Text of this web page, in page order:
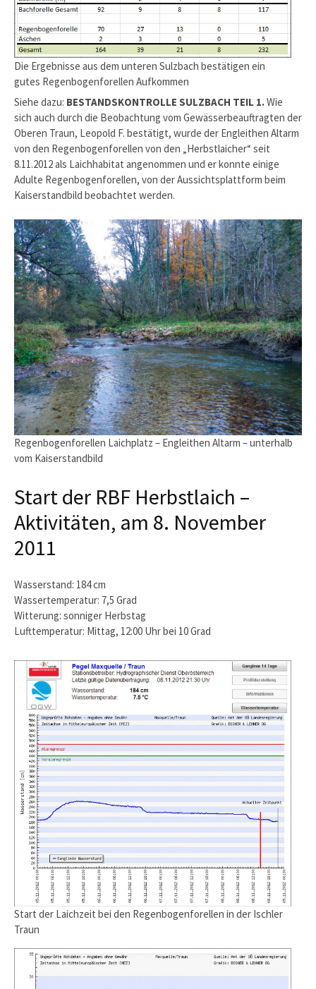
Die Ergebnisse aus dem unteren Sulzbach bestätigen ein
gutes Regenbogenforellen Aufkommen
Siehe dazu: BESTANDSKONTROLLE SULZBACH TEIL 1.Wie
sich auch durch die Beobachtung vom Gewässerbeauftragten der
Oberen Traun, Leopold F. bestätigt, wurde der Engleithen Altarm
von den Regenbogenforellen von den „Herbstlaicher“ seit
8.11.2012 als Laichhabitat angenommen und er konnte einige
Adulte Regenbogenforellen, von der Aussichtsplattform beim
Kaiserstandbild beobachtet werden.
Regenbogenforellen Laichplatz – Engleithen Altarm – unterhalb
vom Kaiserstandbild
Start der RBF Herbstlaich –
Aktivitäten, am 8. November
2011
Wasserstand: 184 cm
Wassertemperatur: 7,5 Grad
Witterung: sonniger Herbstag
Lufttemperatur: Mittag, 12:00 Uhr bei 10 Grad
Start der Laichzeit bei den Regenbogenforellen in der Ischler
Traun